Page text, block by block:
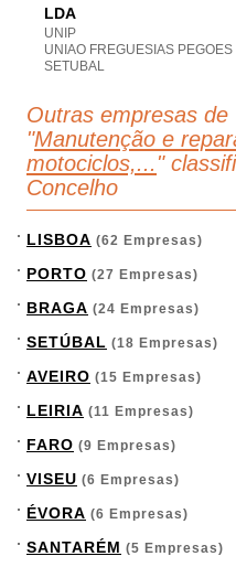
LDA
UNIP
UNIAO FREGUESIAS PEGOES
SETUBAL
Outras empresas de
"Manutenção e
motociclos,... "
Concelho
LISBOA (62 Empresas)
PORTO (27 Empresas)
BRAGA (24 Empresas)
SETÚBAL (18 Empresas)
AVEIRO (15 Empresas)
LEIRIA (11 Empresas)
FARO (9 Empresas)
VISEU (6 Empresas)
ÉVORA (6 Empresas)
SANTARÉM (5 Empresas)